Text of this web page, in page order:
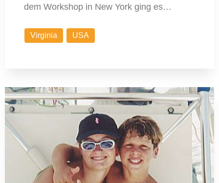
dem Workshop in New York ging es…
Virginia USA